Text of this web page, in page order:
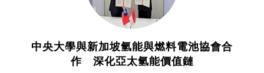
中央大學與新加坡氫能與燃料電池協會合
作 深化亞太氫能價值鏈